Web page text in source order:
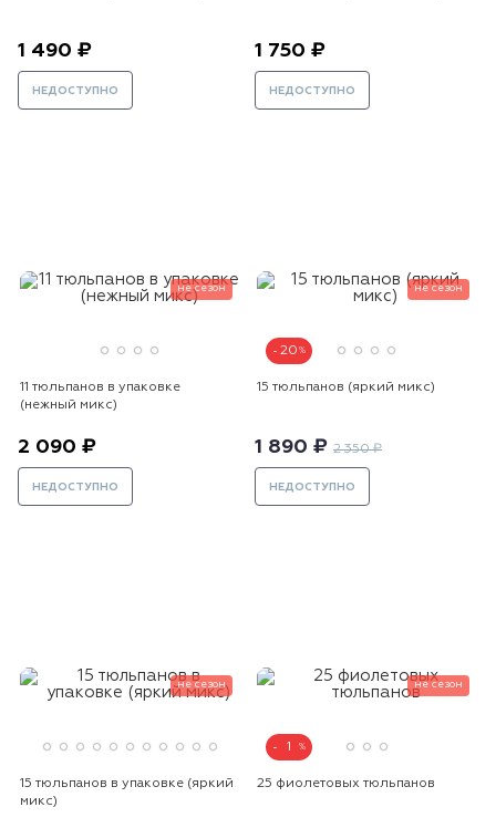
1 490 ₽
НЕДОСТУПНО
1 750 ₽
НЕДОСТУПНО
не сезон
11 тюльпанов в упаковке
(нежный микс)
2 090 ₽
НЕДОСТУПНО
20
не сезон
15 тюльпанов (яркий микс)
1 890 ₽ 2 350 ₽
НЕДОСТУПНО
не сезон
15 тюльпанов в упаковке (яркий
микс)
1
не сезон
25 фиолетовых тюльпанов